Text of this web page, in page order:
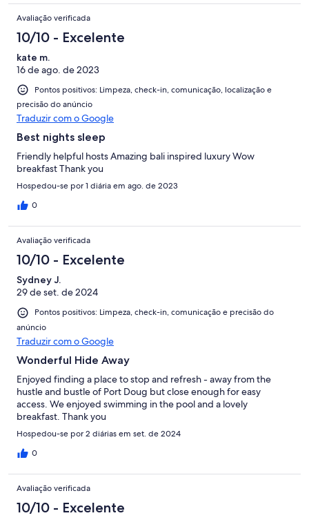
Avaliação verificada
10/10 - Excelente
kate m.
16 de ago. de 2023
Pontos positivos: Limpeza, check-in, comunicação, localização e
precisão do anúncio
Traduzir com o Google
Best nights sleep
Friendly helpful hosts Amazing bali inspired luxury Wow
breakfast Thank you
Hospedou-se por 1 diária em ago. de 2023
0
Avaliação verificada
10/10 - Excelente
Sydney J.
29 de set. de 2024
Pontos positivos: Limpeza, check-in, comunicação e precisão do
anúncio
Traduzir com o Google
Wonderful Hide Away
Enjoyed finding a place to stop and refresh - away from the
hustle and bustle of Port Doug but close enough for easy
access. We enjoyed swimming in the pool and a lovely
breakfast. Thank you
Hospedou-se por 2 diárias em set. de 2024
0
Avaliação verificada
10/10 - Excelente